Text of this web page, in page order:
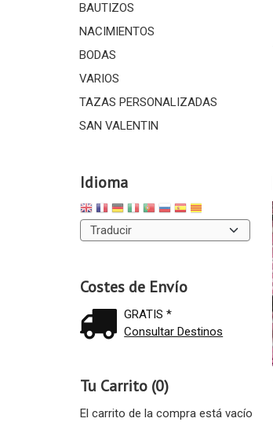
BAUTIZOS
NACIMIENTOS
BODAS
VARIOS
TAZAS PERSONALIZADAS
SAN VALENTIN
Idioma
Costes de Envío
GRATIS *
Consultar Destinos
Tu Carrito (0)
El carrito de la compra está vacío